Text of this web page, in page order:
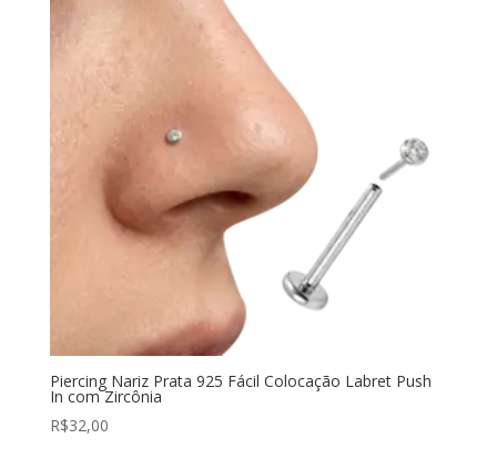
Piercing Nariz Prata 925 Fácil Colocação Labret Push
In com Zircônia
R$32,00